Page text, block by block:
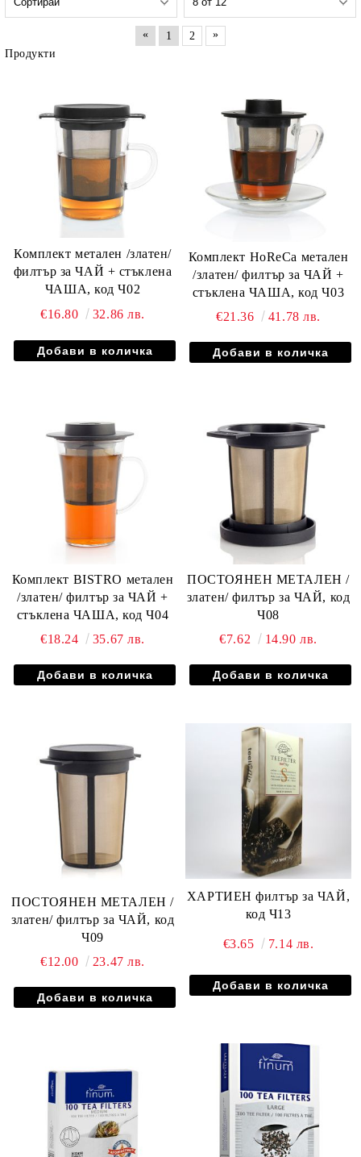
« 1 2
»
Продукти
Комплект метален /златен/
филтър за ЧАЙ + стъклена
ЧАША, код Ч02
€16.80
32.86 лв.
Комплект HoReCa метален
/златен/ филтър за ЧАЙ +
стъклена ЧАША, код Ч03
€21.36
41.78 лв.
Комплект BISTRO метален
/златен/ филтър за ЧАЙ +
стъклена ЧАША, код Ч04
€18.24
35.67 лв.
ПОСТОЯНЕН МЕТАЛЕН /
златен/ филтър за ЧАЙ, код
Ч08
€7.62
14.90 лв.
ПОСТОЯНЕН МЕТАЛЕН /
златен/ филтър за ЧАЙ, код
Ч09
€12.00
23.47 лв.
ХАРТИЕН филтър за ЧАЙ,
код Ч13
€3.65 7.14 лв.